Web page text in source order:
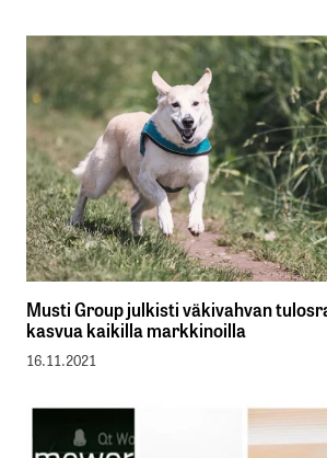
Musti Group julkisti väkivahvan
kasvua kaikilla markkinoilla
16.11.2021